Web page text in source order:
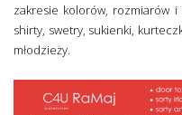
zakresie kolorów, rozmiarów
shirty, swetry, sukienki,
młodzieży.